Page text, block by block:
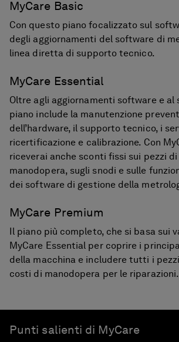
MyCare Basic
Con questo piano focalizzato sul
degli aggiornamenti del software di
linea diretta di supporto tecnico.
MyCare Essential
Oltre agli aggiornamenti software e al
piano include la manutenzione
dell’hardware, il supporto tecnico, i
ricertificazione e calibrazione. Con
riceverai anche sconti fissi sui pezzi
manodopera, sugli snodi e sulle
dei software di gestione della
MyCare Premium
Il piano più completo, che si basa sui
MyCare Essential per coprire i
della macchina e includere tutti i
costi di manodopera per le riparazioni.
Punti salienti di MyCare